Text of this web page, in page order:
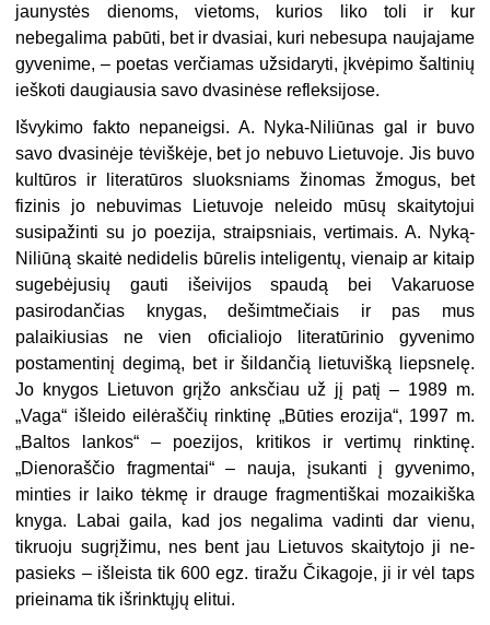
jaunystės dienoms, vietoms, kurios liko toli ir kur
nebegalima pabūti, bet ir dvasiai, kuri nebesupa naujajame
gyvenime, – poetas verčiamas užsidaryti, įkvėpimo šal­tinių
ieškoti daugiausia savo dvasi­nėse refleksijose.
Išvykimo fakto nepaneigsi. A. Ny­ka-Niliūnas gal ir buvo
savo dvasi­nėje tėviškėje, bet jo nebuvo Lietu­voje. Jis buvo
kultūros ir literatū­ros sluoksniams žinomas žmogus, bet
fizinis jo nebuvimas Lietuvoje neleido mūsų skaitytojui
susipažin­ti su jo poezija, straipsniais, verti­mais. A. Nyką-
Niliūną skaitė nedide­lis būrelis inteligentų, vienaip ar ki­taip
sugebėjusių gauti išeivijos spaudą bei Vakaruose
pasirodan­čias knygas, dešimtmečiais ir pas mus
palaikiusias ne vien oficialio­jo literatūrinio gyvenimo
postamentinį degimą, bet ir šildančią lietu­višką liepsnelę.
Jo knygos Lietuvon grįžo anksčiau už jį patį – 1989 m.
„Vaga“ išleido eilėraščių rinktinę „Būties erozija“, 1997 m.
„Baltos lankos“ – poezijos, kritikos ir verti­mų rinktinę.
„Dienoraščio fragmen­tai“ – nauja, įsukanti į gyvenimo,
minties ir laiko tėkmę ir drauge fragmentiškai mozaikiška
knyga. La­bai gaila, kad jos negalima vadinti dar vienu,
tikruoju sugrįžimu, nes bent jau Lietuvos skaitytojo ji ne­
pasieks – išleista tik 600 egz. tiražu Čikagoje, ji ir vėl taps
prieinama tik išrinktųjų elitui.